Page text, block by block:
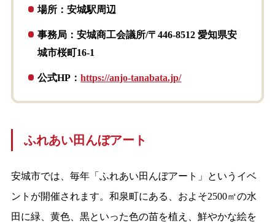
場所：安城駅周辺
事務局：安城商工会議所/〒446-8512 愛知県安
城市桜町16-1
公式HP：https://anjo-tanabata.jp/
ふれあい田んぼアート
安城市では、毎年「ふれあい田んぼアート」というイベ
ントが開催されます。和泉町にある、およそ2500㎡の水
田に緑、黄色、黒といった色の苗を植え、鮮やかな絵を